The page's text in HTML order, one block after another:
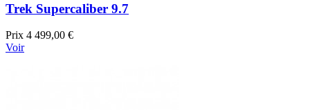
Trek Supercaliber 9.7
Prix 4 499,00 €
Voir